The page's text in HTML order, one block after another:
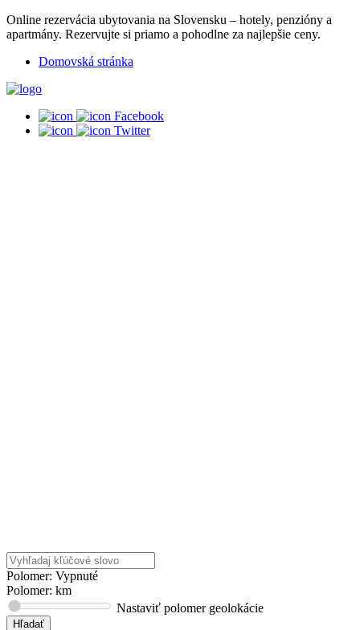
Online rezervácia ubytovania na Slovensku – hotely, penzióny a
apartmány. Rezervujte si priamo a pohodlne za najlepšie ceny.
Domovská stránka
Facebook
Twitter
Polomer: Vypnuté
Polomer: km
Nastaviť polomer geolokácie